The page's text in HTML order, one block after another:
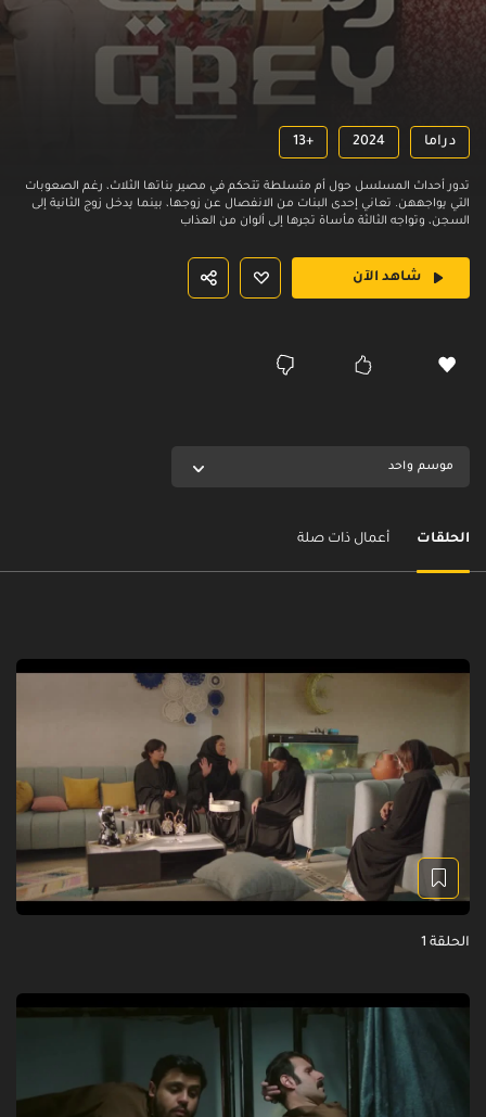
دراما 2024
13+
تدور أحداث المسلسل حول أم متسلطة تتحكم في مصير بناتها الثلاث، رغم الصعوبات
التي يواجههن. تعاني إحدى البنات من الانفصال عن زوجها، بينما يدخل زوج الثانية إلى
السجن، وتواجه الثالثة مأساة تجرها إلى ألوان من العذاب
شاهد الآن
موسم واحد
الحلقات أعمال ذات صلة
الحلقة 1